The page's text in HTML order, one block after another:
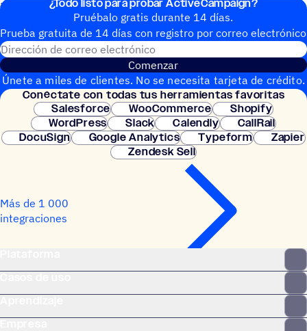
automatizaciones y crear nuevas campañas y ofertas.
¿Todo listo para probar ActiveCampaign?
Pruébalo gratis durante 14 días.
Prueba gratuita de 14 días con regis­tro por correo electrónico
Dirección de correo electrónico
Comenzar
Únete a miles de clientes. No se necesita tarjeta de crédito.
Configuración instantánea.
Conéc­tate con todas tus herramientas favoritas
Salesforce
WooCommerce
Shopify
WordPress
Slack Calendly
CallRail
DocuSign
Google Analytics Typeform
Zapier
Zendesk Sell
Más de 1 000
integraciones